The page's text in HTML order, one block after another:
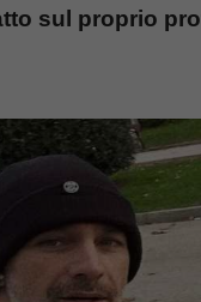
sul proprio